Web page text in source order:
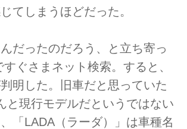
てしまうほどだった。
だったのだろう、と立ち寄っ
ぐさまネット検索。すると、
明した。旧車だと思っていた
と現行モデルだというではない
「LADA（ラーダ）」は車種名